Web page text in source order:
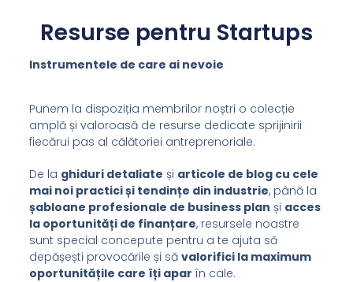
Resurse pentru Startups
Instrumentele de care ai nevoie
Punem la dispoziția membrilor noștri o colecție
amplă și valoroasă de resurse dedicate sprijinirii
fiecărui pas al călătoriei antreprenoriale.
De la ghiduri detaliate și articole de blog cu cele
mai noi practici și tendințe din industrie, până la
șabloane profesionale de business plan și acces
la oportunități de finanțare, resursele noastre
sunt special concepute pentru a te ajuta să
depășești provocările și săvalorifici la maximum
oportunitățile care îți apar în cale.